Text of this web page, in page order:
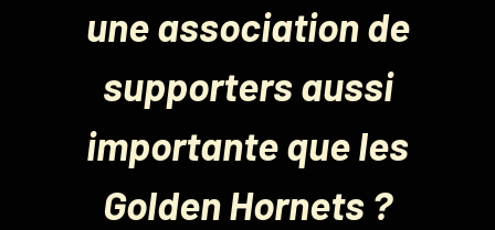
une association de
supporters aussi
importante que les
Golden Hornets ?